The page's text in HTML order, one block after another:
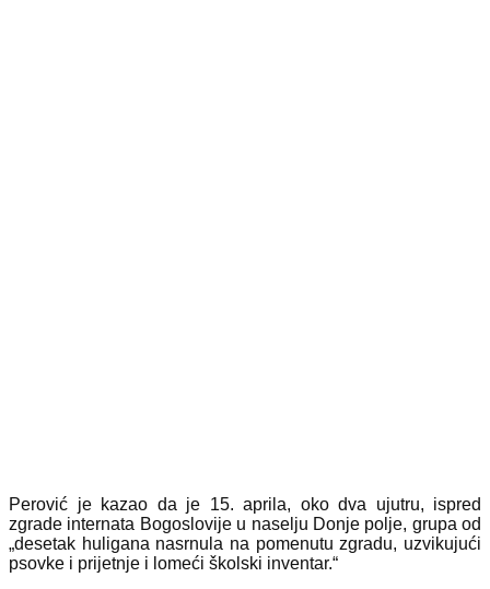
Perović je kazao da je 15. aprila, oko dva ujutru, ispred
zgrade internata Bogoslovije u naselju Donje polje, grupa od
„desetak huligana nasrnula na pomenutu zgradu, uzvikujući
psovke i prijetnje i lomeći školski inventar.“